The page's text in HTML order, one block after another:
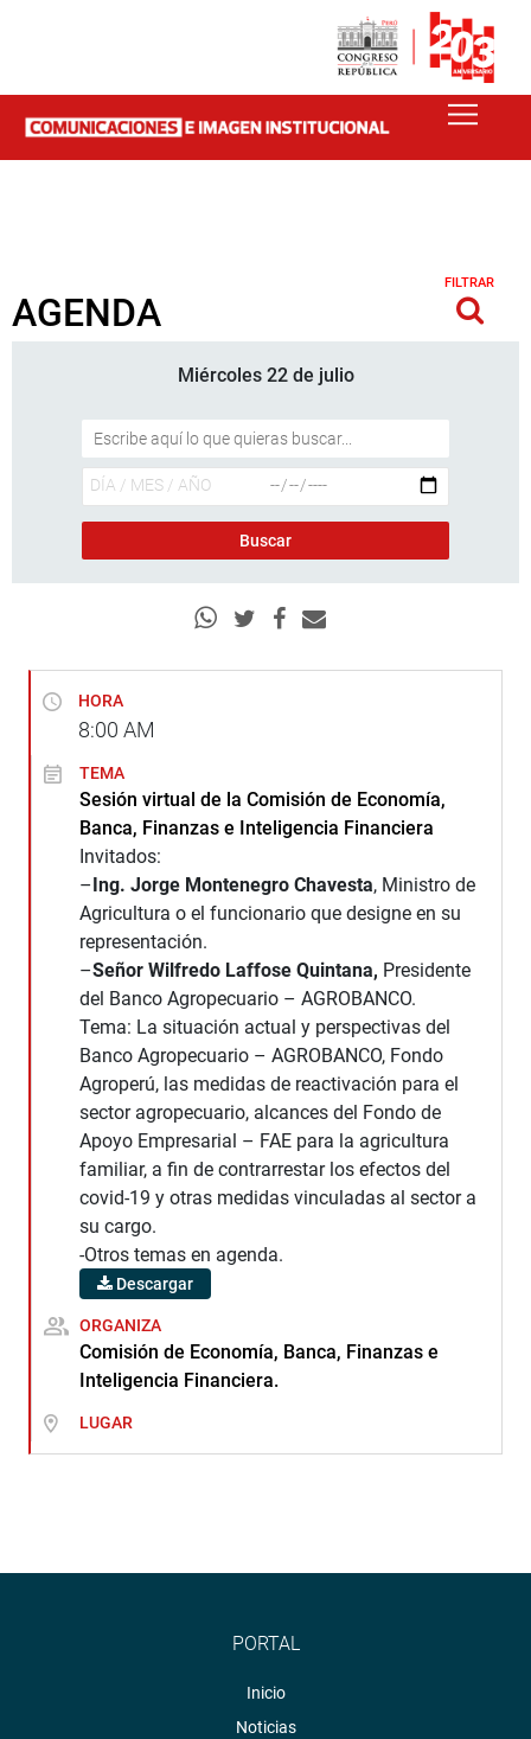
AGENDA
FILTRAR
Miércoles 22 de julio
HORA
8:00 AM
TEMA
Sesión virtual de la Comisión de Economía,
Banca, Finanzas e Inteligencia Financiera
Invitados:
–Ing. Jorge Montenegro Chavesta, Ministro de
Agricultura o el funcionario que designe en su
representación.
–Señor Wilfredo Laffose Quintana, Presidente
del Banco Agropecuario – AGROBANCO.
Tema: La situación actual y perspectivas del
Banco Agropecuario – AGROBANCO, Fondo
Agroperú, las medidas de reactivación para el
sector agropecuario, alcances del Fondo de
Apoyo Empresarial – FAE para la agricultura
familiar, a fin de contrarrestar los efectos del
covid-19 y otras medidas vinculadas al sector a
su cargo.
-Otros temas en agenda.
Descargar
ORGANIZA
Comisión de Economía, Banca, Finanzas e
Inteligencia Financiera.
LUGAR
PORTAL
Inicio
Noticias